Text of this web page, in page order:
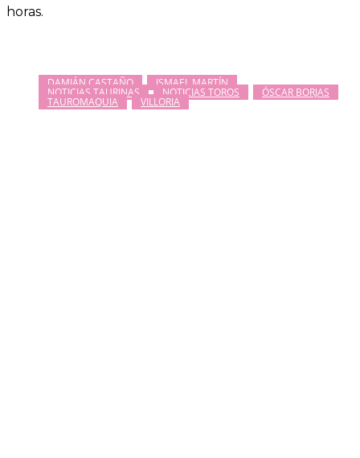
horas.
DAMIÁN CASTAÑO ISMAEL MARTÍN
NOTICIAS TAURINAS NOTICIAS TOROS ÓSCAR BORJAS
TAUROMAQUIA VILLORIA